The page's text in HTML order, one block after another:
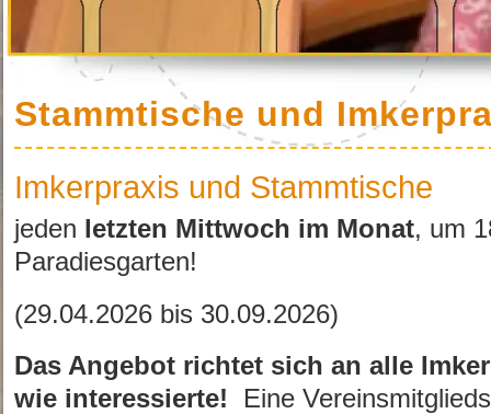
Stammtische und
Imkerpraxis und Stammtische
jeden letzten Mittwoch im Monat, um
Paradiesgarten!
(29.04.2026 bis 30.09.2026)
Das Angebot richtet sich an alle
wie interessierte!
Eine